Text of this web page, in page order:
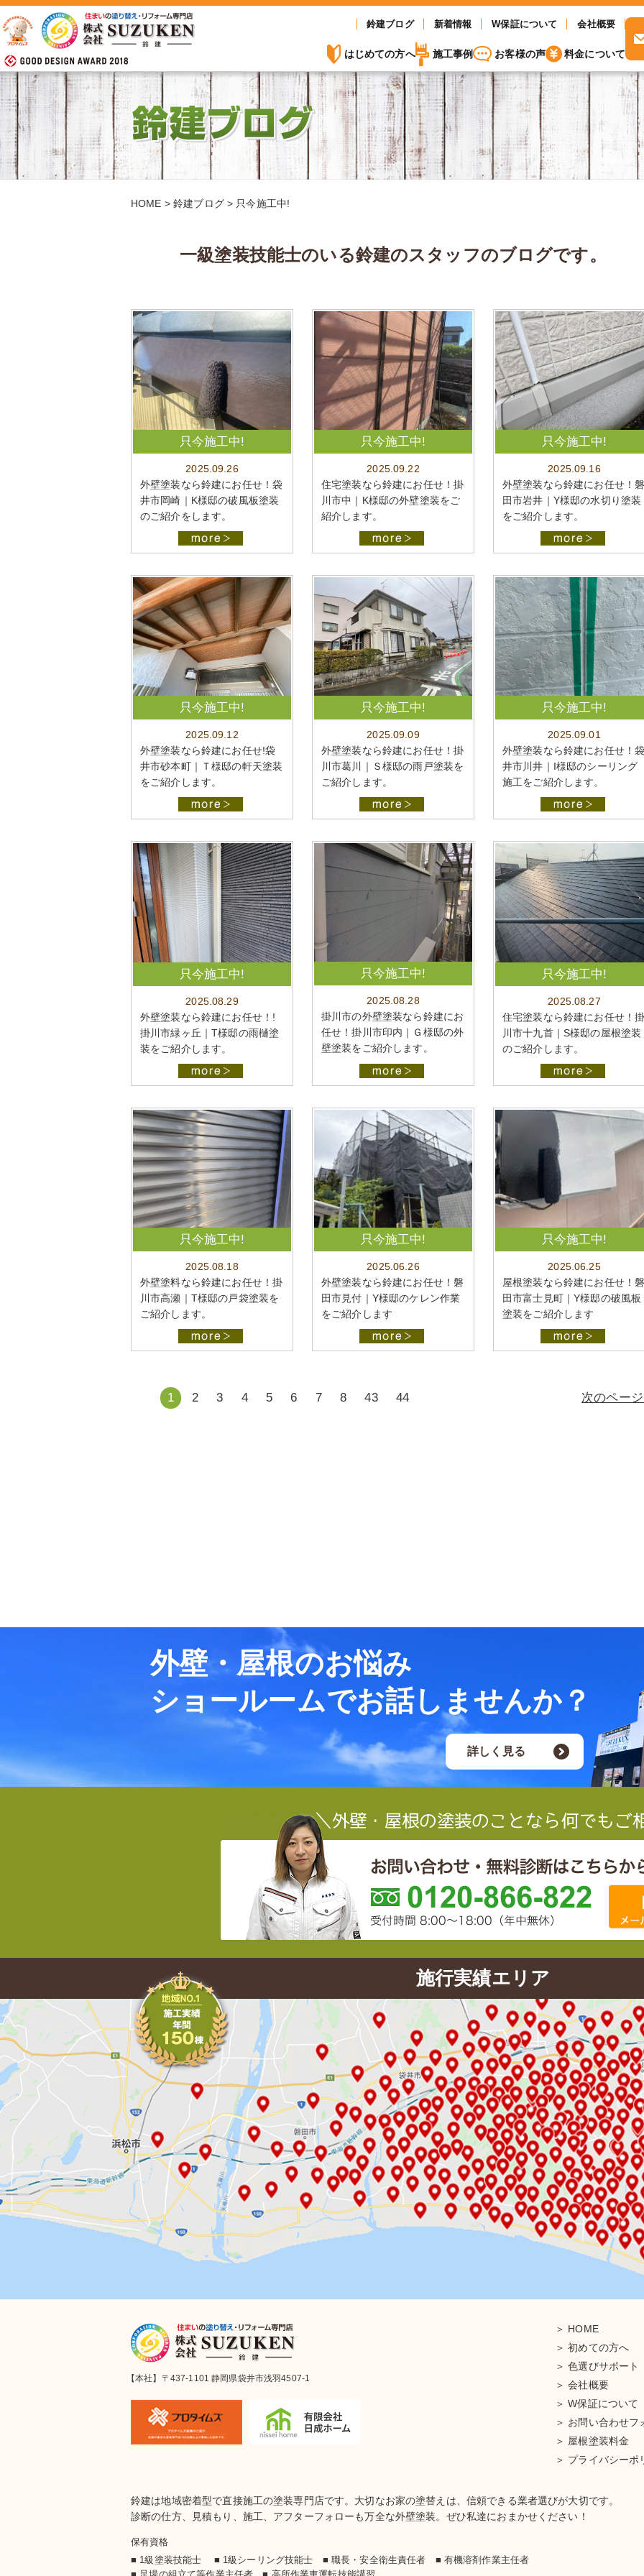
鈴建ブログ 新着情報 W保証について 会社概要
はじめての方へ 施工事例 お客様の声 料金について
HOME > 鈴建ブログ > 只今施工中!
一級塗装技能士のいる鈴建のスタッフのブログです。
只今施工中!
2025.09.26
外壁塗装なら鈴建にお任せ！袋
井市岡崎｜K様邸の破風板塗装
のご紹介をします。
只今施工中!
2025.09.22
住宅塗装なら鈴建にお任せ！掛
川市中｜K様邸の外壁塗装をご
紹介します。
只今施工中!
2025.09.16
外壁塗装なら鈴建にお任せ！
田市岩井｜Y様邸の水切り塗装
をご紹介します。
只今施工中!
2025.09.12
外壁塗装なら鈴建にお任せ!袋
井市砂本町｜Ｔ様邸の軒天塗装
をご紹介します。
只今施工中!
2025.09.09
外壁塗装なら鈴建にお任せ！掛
川市葛川｜Ｓ様邸の雨戸塗装を
ご紹介します。
只今施工中!
2025.09.01
外壁塗装なら鈴建にお任せ！
井市川井｜I様邸のシーリング
施工をご紹介します。
只今施工中!
2025.08.29
外壁塗装なら鈴建にお任せ！!
掛川市緑ヶ丘｜T様邸の雨樋塗
装をご紹介します。
只今施工中!
2025.08.28
掛川市の外壁塗装なら鈴建にお
任せ！掛川市印内｜Ｇ様邸の外
壁塗装をご紹介します。
只今施工中!
2025.08.27
住宅塗装なら鈴建にお任せ！
川市十九首｜S様邸の屋根塗装
のご紹介します。
只今施工中!
2025.08.18
外壁塗料なら鈴建にお任せ！掛
川市高瀬｜T様邸の戸袋塗装を
ご紹介します。
只今施工中!
2025.06.26
外壁塗装なら鈴建にお任せ！磐
田市見付｜Y様邸のケレン作業
をご紹介します
只今施工中!
2025.06.25
屋根塗装なら鈴建にお任せ！
田市富士見町｜Y様邸の破風板
塗装をご紹介します
1 2 3 4 5 6 7 8 43 44 次のペー
外壁・屋根のお悩み
ショールームでお話しませんか？
詳しく見る
施行実績エリア
【本社】〒437-1101 静岡県袋井市浅羽4507-1
HOME
初めての方へ
色選びサポート
会社概要
W保証について
お問い合わせフ
屋根塗装料金
プライバシーポ
鈴建は地域密着型で直接施工の塗装専門店です。大切なお家の塗替えは、信頼できる業者選びが大切です。
診断の仕方、見積もり、施工、アフターフォローも万全な外壁塗装。ぜひ私達におまかせください！
保有資格
■ 1級塗装技能士 ■ 1級シーリング技能士 ■ 職長・安全衛生責任者 ■ 有機溶剤作業主任者